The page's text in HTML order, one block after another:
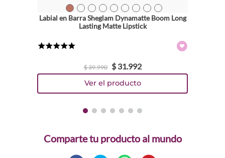
Labial en Barra Sheglam Dynamatte Boom Long
Lasting Matte Lipstick
$39.990 $ 31.992
Comparte